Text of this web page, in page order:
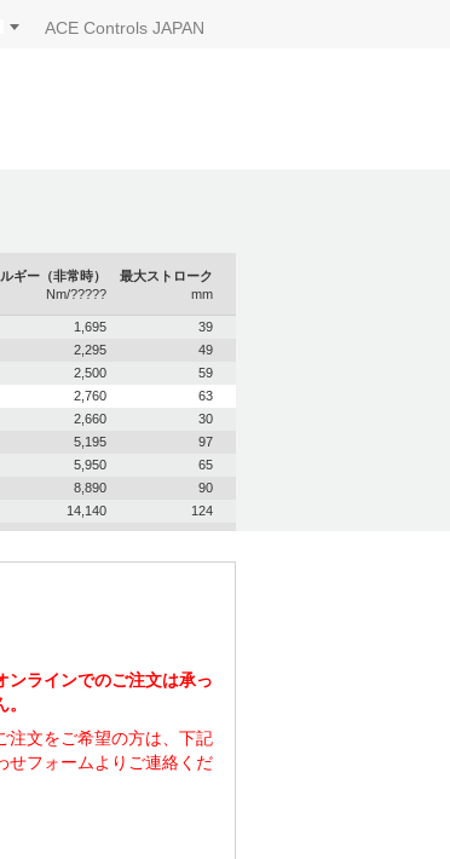
ACE Controls JAPAN
ギー（非常時）
Nm/?????
最大ストローク
mm
1,695
39
2,295
49
2,500
59
2,760
63
2,660
30
5,195
97
5,950
65
8,890
90
14,140 124
ンラインでのご注文は承っ
注文をご希望の方は、下記
せフォームよりご連絡くだ